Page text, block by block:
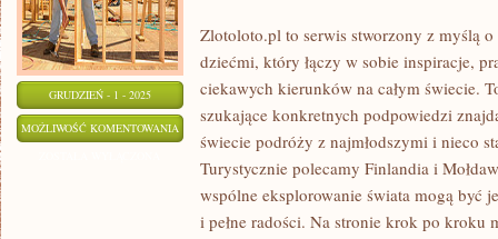
GRUDZIEŃ - 1 - 2025
MOŻLIWOŚĆ KOMENTOWANIA WOJEWÓDZTWO
POMORSKIE
Zlotoloto.pl to serwis stworzony z myślą
dziećmi, który łączy w sobie inspiracje,
ciekawych kierunków na całym świecie.
szukające konkretnych podpowiedzi
świecie podróży z najmłodszymi i nieco
Turystycznie polecamy Finlandia i
wspólne eksplorowanie świata mogą być
i pełne radości. Na stronie krok po kroku